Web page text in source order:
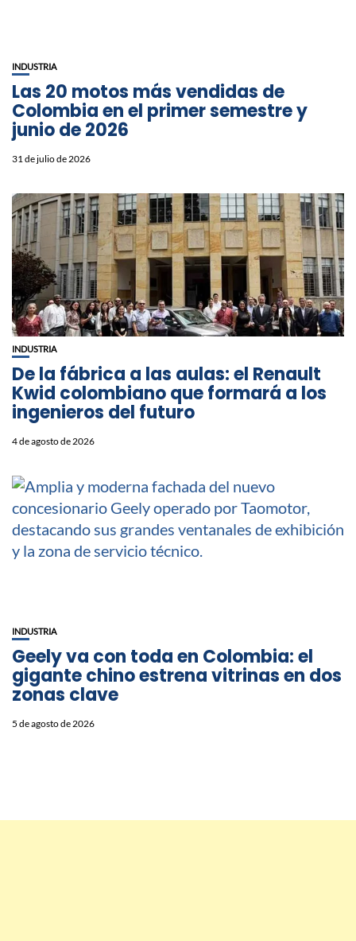
INDUSTRIA
Las 20 motos más vendidas de
Colombia en el primer semestre y
junio de 2026
31 de julio de 2026
INDUSTRIA
De la fábrica a las aulas: el Renault
Kwid colombiano que formará a los
ingenieros del futuro
4 de agosto de 2026
INDUSTRIA
Geely va con toda en Colombia: el
gigante chino estrena vitrinas en dos
zonas clave
5 de agosto de 2026